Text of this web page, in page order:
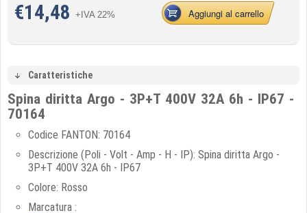
€14,48 +IVA 22% Aggiungi al carrello
Caratteristiche
Spina diritta Argo - 3P+T 400V 32A 6h - IP67 -
70164
Codice FANTON: 70164
Descrizione (Poli - Volt - Amp - H - IP): Spina diritta Argo -
3P+T 400V 32A 6h - IP67
Colore: Rosso
Marcatura :